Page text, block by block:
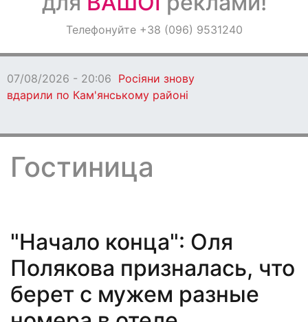
ОголошенняТелефонуйте +38 (096) 9531240
07/08/2026 - 20:06 Росіяни знову
вдарили по Кам'янському районі
Гостиница
"Начало конца": Оля
Полякова призналась, что
берет с мужем разные